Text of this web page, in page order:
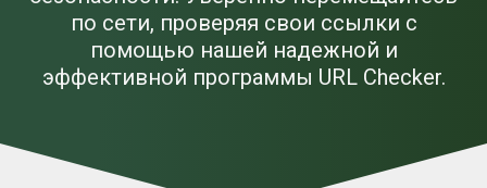
по сети, проверяя свои ссылки с
помощью нашей надежной и
эффективной программы URL Checker.